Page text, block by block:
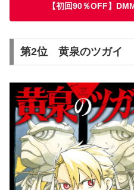
【初回90％OFF】
第2位 黄泉のツガイ